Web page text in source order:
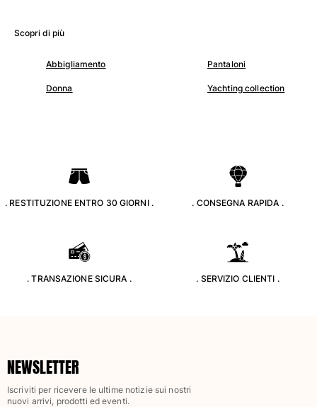
Vedi tutti i Abbigliamento
Yachting collection
Vedi tutti i Yachting collection
Costumi da bagno
Pantalocini mare
Classico stretch
Costumi da bagno Ricamati
Abbigliamento
Polo
Scopri di più
Abbigliamento Pantaloni
Donna Yachting collection
. RESTITUZIONE ENTRO 30 GIORNI . . CONSEGNA RAPIDA .
. TRANSAZIONE SICURA . . SERVIZIO CLIENTI .
NEWSLETTER
Iscriviti per ricevere le ultime notizie sui nostri
nuovi arrivi, prodotti ed eventi.